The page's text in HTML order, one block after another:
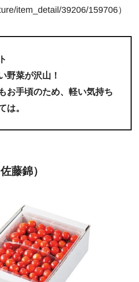
item_detail/39206/159706）
野菜が沢山！
お手頃のため、軽い気持ち
は。
藤錦）